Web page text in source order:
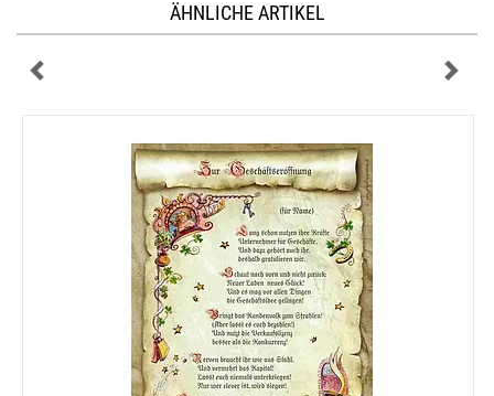
ÄHNLICHE ARTIKEL